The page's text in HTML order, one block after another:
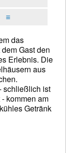
≡
das
Gast den
Erlebnis. Die
aus
schließlich ist
kommen am
Getränk